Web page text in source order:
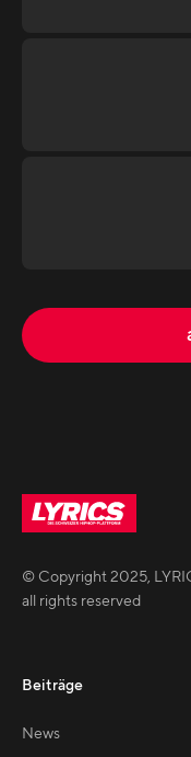
© Copyright2025,
all rights reserved
Beiträge
News